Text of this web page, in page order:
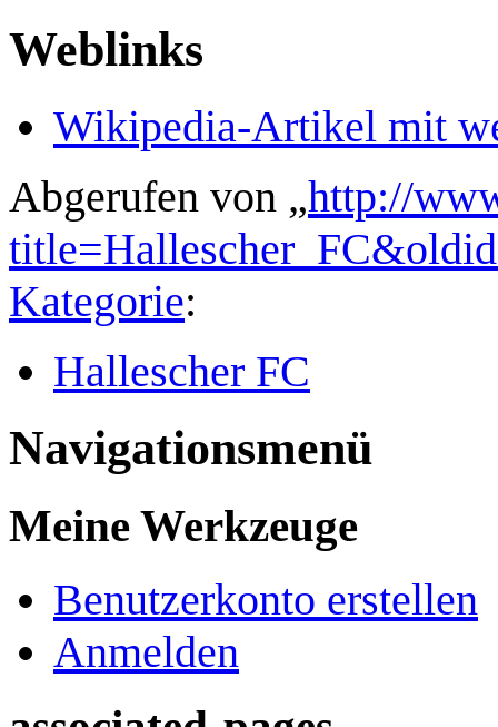
Weblinks
Wikipedia-Artikel mit
Abgerufen von „http://
Kategorie:
Hallescher FC
Navigationsmenü
Meine Werkzeuge
Benutzerkonto erstellen
Anmelden